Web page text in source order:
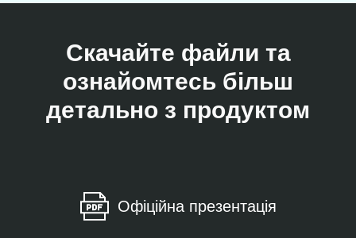
Скачайте файли та
ознайомтесь більш
детально з продуктом
Офіційна презентація